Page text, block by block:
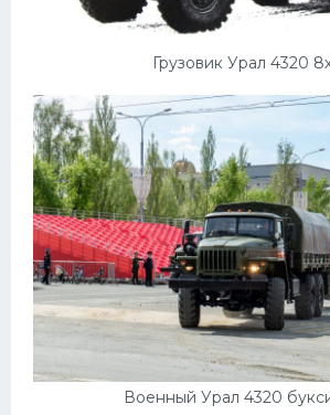
Грузовик Урал 4320
Военный Урал 4320